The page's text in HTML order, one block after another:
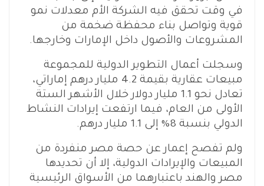
في وقت تحقق فيه الشركة الأم معدلات نمو
قوية وتواصل بناء محفظة ضخمة من
المشروعات والأصول داخل الإمارات وخارجها.
وسجلت أعمال التطوير الدولية للمجموعة
مبيعات عقارية بقيمة 4.2 مليار درهم إماراتي،
تعادل نحو 1.1 مليار دولار خلال الأشهر الستة
الأولى من العام، فيما ارتفعت إيرادات النشاط
الدولي بنسبة 8% إلى 1.1 مليار درهم.
ولم تفصح إعمار عن حصة مصر منفردة من
المبيعات والإيرادات الدولية، إلا أن تحديدها
مصر والهند باعتبارهما من الأسواق الرئيسية